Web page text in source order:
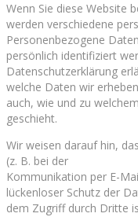
Wenn Sie diese Website
werden verschiedene
Personenbezogene
persönlich identifiziert
Datenschutzerklärung
welche Daten wir
auch, wie und zu
geschieht.
Wir weisen darauf hin,
(z. B. bei der
Kommunikation per E-
lückenloser Schutz der
dem Zugriff durch Dritte